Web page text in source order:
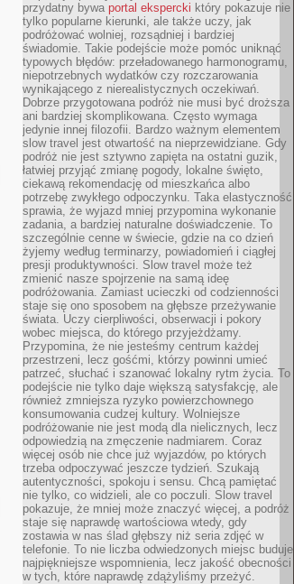
przydatny bywa portal ekspercki który pokazuje nie
tylko popularne kierunki, ale także uczy, jak
podróżować wolniej, rozsądniej i bardziej
świadomie. Takie podejście może pomóc uniknąć
typowych błędów: przeładowanego harmonogramu,
niepotrzebnych wydatków czy rozczarowania
wynikającego z nierealistycznych oczekiwań.
Dobrze przygotowana podróż nie musi być droższa
ani bardziej skomplikowana. Często wymaga
jedynie innej filozofii. Bardzo ważnym elementem
slow travel jest otwartość na nieprzewidziane. Gdy
podróż nie jest sztywno zapięta na ostatni guzik,
łatwiej przyjąć zmianę pogody, lokalne święto,
ciekawą rekomendację od mieszkańca albo
potrzebę zwykłego odpoczynku. Taka elastyczność
sprawia, że wyjazd mniej przypomina wykonanie
zadania, a bardziej naturalne doświadczenie. To
szczególnie cenne w świecie, gdzie na co dzień
żyjemy według terminarzy, powiadomień i ciągłej
presji produktywności. Slow travel może też
zmienić nasze spojrzenie na samą ideę
podróżowania. Zamiast ucieczki od codzienności
staje się ono sposobem na głębsze przeżywanie
świata. Uczy cierpliwości, obserwacji i pokory
wobec miejsca, do którego przyjeżdżamy.
Przypomina, że nie jesteśmy centrum każdej
przestrzeni, lecz gośćmi, którzy powinni umieć
patrzeć, słuchać i szanować lokalny rytm życia. To
podejście nie tylko daje większą satysfakcję, ale
również zmniejsza ryzyko powierzchownego
konsumowania cudzej kultury. Wolniejsze
podróżowanie nie jest modą dla nielicznych, lecz
odpowiedzią na zmęczenie nadmiarem. Coraz
więcej osób nie chce już wyjazdów, po których
trzeba odpoczywać jeszcze tydzień. Szukają
autentyczności, spokoju i sensu. Chcą pamiętać
nie tylko, co widzieli, ale co poczuli. Slow travel
pokazuje, że mniej może znaczyć więcej, a podróż
staje się naprawdę wartościowa wtedy, gdy
zostawia w nas ślad głębszy niż seria zdjęć w
telefonie. To nie liczba odwiedzonych miejsc buduje
najpiękniejsze wspomnienia, lecz jakość obecności
w tych, które naprawdę zdążyliśmy przeżyć.